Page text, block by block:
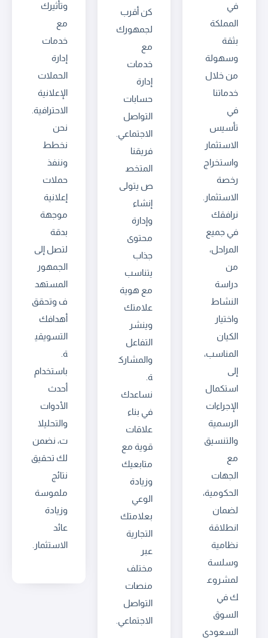
في
المملكة
بثقة
وسهولة
من خلال
خدماتنا
في
تأسيس
الاستثمار
واستخراج
رخصة
الاستثمار.
نرافقك
في جميع
المراحل،
من
دراسة
النشاط
واختيار
الكيان
المناسب،
إلى
استكمال
الإجراءات
الرسمية
والتنسيق
مع
الجهات
الحكومية،
لضمان
انطلاقة
نظامية
وسلسة
لمشروع
ك في
السوق
السعودي
كن أقرب
لجمهورك
مع
خدمات
إدارة
حسابات
التواصل
الاجتماعي.
فريقنا
المتخص
ص يتولى
إنشاء
وإدارة
محتوى
جذاب
يتناسب
مع هوية
علامتك
وينشر
التفاعل
والمشارك
ة.
نساعدك
في بناء
علاقات
قوية مع
متابعيك
وزيادة
الوعي
بعلامتك
التجارية
عبر
مختلف
منصات
التواصل
الاجتماعي.
وتأثيرك
مع
خدمات
إدارة
الحملات
الإعلانية
الاحترافية.
نحن
نخطط
وننفذ
حملات
إعلانية
موجهة
بدقة
لتصل إلى
الجمهور
المستهد
ف وتحقق
أهدافك
التسويقي
ة.
باستخدام
أحدث
الأدوات
والتحليلا
ت، نضمن
لك تحقيق
نتائج
ملموسة
وزيادة
عائد
الاستثمار.